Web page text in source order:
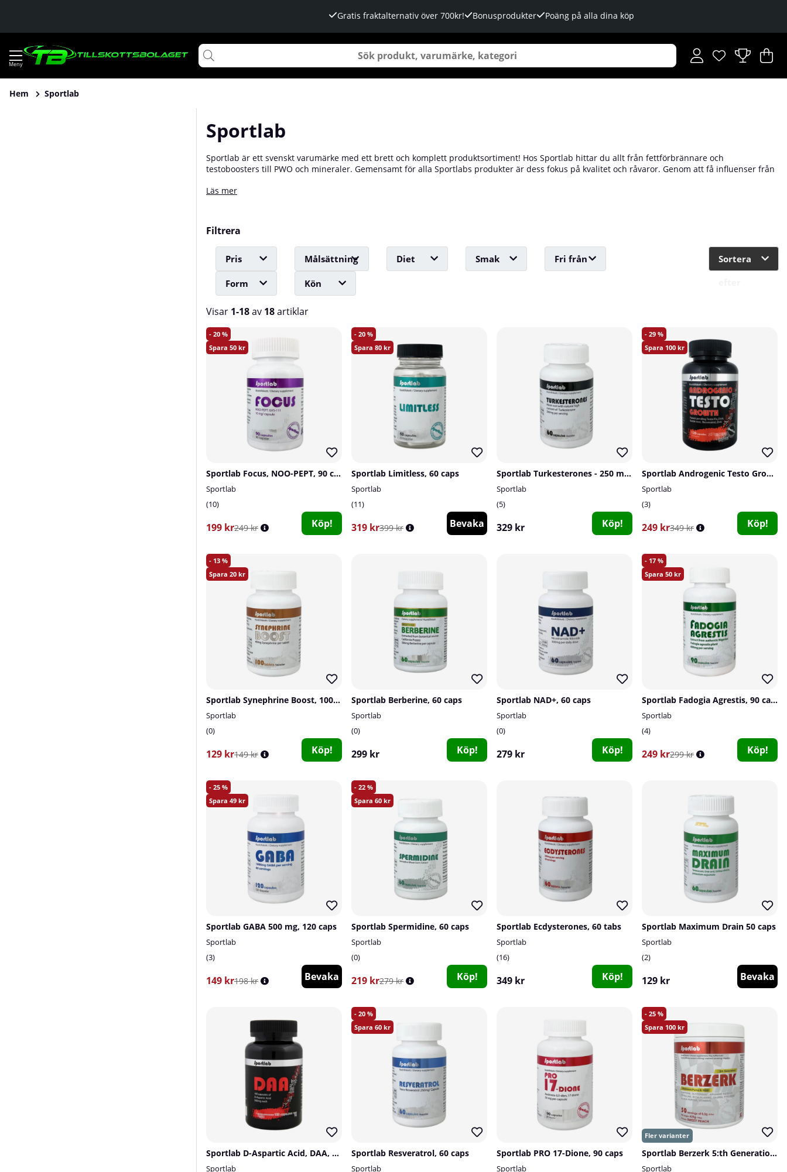
Gratis fraktalternativ över 700kr! Bonusprodukter Poäng på alla dina köp
Önskelista
Antal i
.
.
Hem Sportlab
Sportlab
Sportlab är ett svenskt varumärke med ett brett och komplett produktsortiment! Hos Sportlab hittar du allt från fettförbrännare och
testoboosters till PWO och mineraler. Gemensamt för alla Sportlabs produkter är dess fokus på kvalitet och råvaror. Genom att få influenser från
produktutveckling och är oftast ett steg framför konkurrenterna på marknaden för sportnäring. Hos oss på Tillskottsbolaget hittar du ett brett
Läs mer
Filtrera
Pris Målsättning Diet Smak Fri från
Form Kön
Sortera
Visar 1-18av 18artiklar
Produkter
20
50
Sportlab Focus, NOO-PEPT, 90 caps
Sportlab
10
199 kr249 kr Köp!
20
80
Sportlab Limitless, 60 caps
Sportlab
11
319 kr399 kr Bevaka
Sportlab Turkesterones - 250 mg, 60 caps
Sportlab
5
329 kr Köp!
29
100
Sportlab Androgenic Testo Growth, 120 caps
Sportlab
3
249 kr349 kr Köp!
13
20
Sportlab Synephrine Boost, 100 tabs
Sportlab
0
129 kr149 kr Köp!
Sportlab Berberine, 60 caps
Sportlab
0
299 kr Köp!
Sportlab NAD+, 60 caps
Sportlab
0
279 kr Köp!
17
50
Sportlab Fadogia Agrestis, 90 caps
Sportlab
4
249 kr299 kr Köp!
25
49
Sportlab GABA 500 mg, 120 caps
Sportlab
3
149 kr198 kr Bevaka
22
60
Sportlab Spermidine, 60 caps
Sportlab
0
219 kr279 kr Köp!
Sportlab Ecdysterones, 60 tabs
Sportlab
16
349 kr Köp!
Sportlab Maximum Drain 50 caps
Sportlab
2
129 kr Bevaka
Sportlab D-Aspartic Acid, DAA, 100 caps
Sportlab
20
60
Sportlab Resveratrol, 60 caps
Sportlab
Sportlab PRO 17-Dione, 90 caps
Sportlab
25
100
Sportlab Berzerk 5:th Generation, 425 g
Sportlab